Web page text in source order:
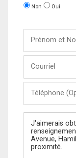
Non Oui
Nom
(Optionnel)
Message